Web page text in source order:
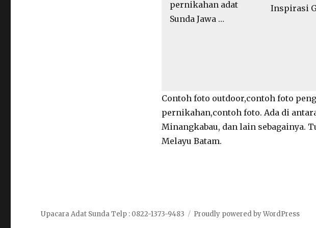
pernikahan adat
Sunda Jawa …
Inspirasi
Contoh foto outdoor,contoh foto
pernikahan,contoh foto. Ada di
Minangkabau, dan lain sebagainya.
Melayu Batam.
Upacara Adat Sunda Telp : 0822-1373-9483 Proudly powered by WordPress